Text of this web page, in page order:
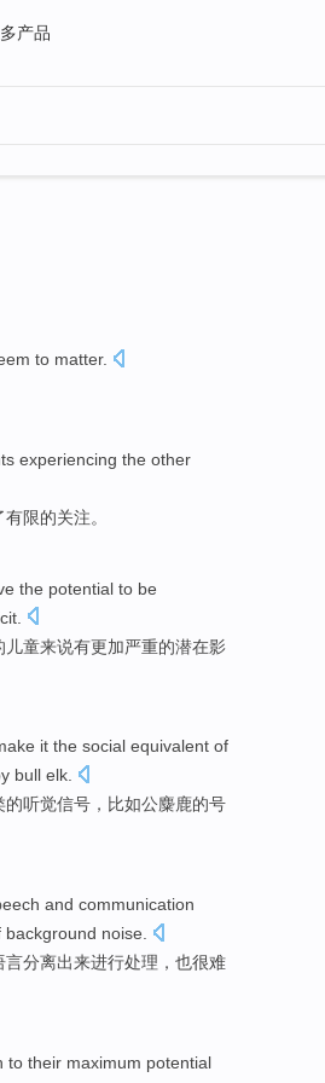
产品
to matter.
experiencing the other
有限的关注。
the potential to be
儿童来说有更加严重的潜在影
it the social equivalent of
bull elk.
的听觉信号， 比如公麋鹿的号
and communication
background noise
言分离出来进行处理 ，也很难
to their maximum potential